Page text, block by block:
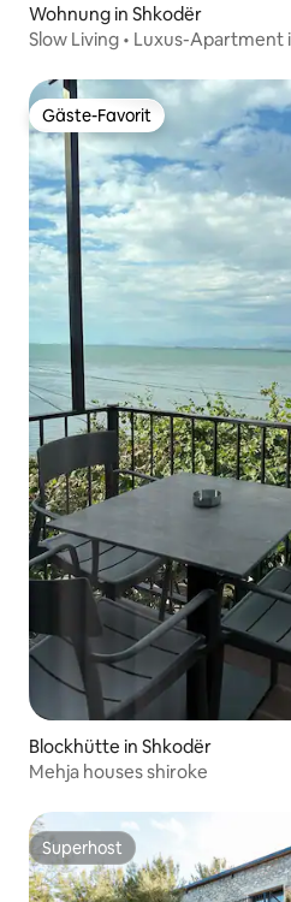
Wohnung in Shkodër
Slow Living • Luxus-
Gäste-Favorit
Gäste-Favorit
Blockhütte in Shkodër
Mehja houses shiroke
Superhost
Superhost